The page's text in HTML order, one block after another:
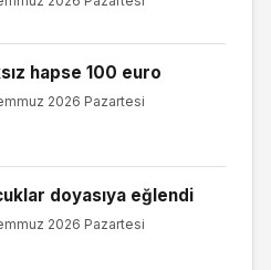
hapse 100 euro
2026 Pazartesi
doyasıya eğlendi
2026 Pazartesi